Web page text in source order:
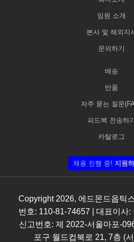
임원 소개
본사 및 해외지
문의하기
배송
반품
자주 묻는 질문
피드백 전송하
카탈로그
채용 진행 중! 지원하
Copyright 2026, 에드몬드옵틱
번호: 110-81-74657 | 대표이사:
신고번호: 제 2022-서울마포-
포구 월드컵북로 21, 7층 (